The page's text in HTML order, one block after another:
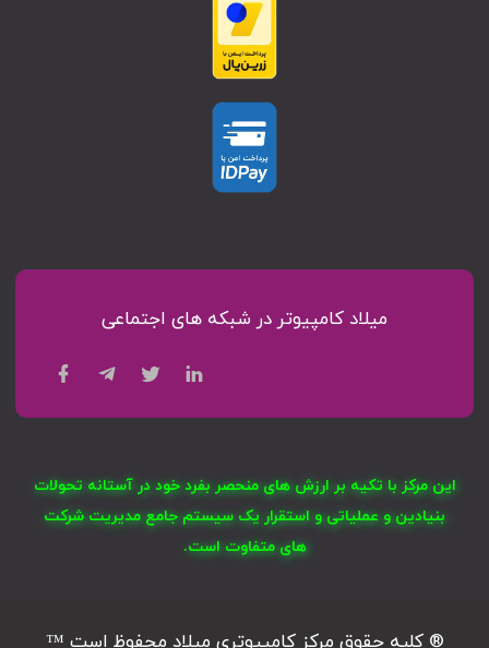
میلاد کامپیوتر در شبکه های اجتماعی
این مرکز با تکیه بر ارزش های منحصر بفرد خود در آستانه تحولات
بنیادین و عملیاتی و استقرار یک سیستم جامع مدیریت شرکت
های متفاوت است.